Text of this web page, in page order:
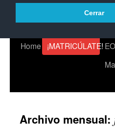
Cerrar
Saltar
Home ¡MATRICÚLATE!
Archivo mensual: